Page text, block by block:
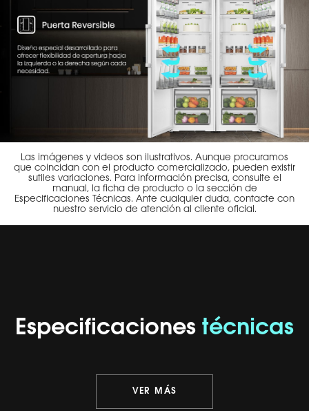
Las imágenes y videos son ilustrativos. Aunque procuramos
que coincidan con el producto comercializado, pueden existir
sutiles variaciones. Para información precisa, consulte el
manual, la ficha de producto o la sección de
Especificaciones Técnicas. Ante cualquier duda, contacte con
nuestro servicio de atención al cliente oficial.
Especificaciones técnicas
VER MÁS